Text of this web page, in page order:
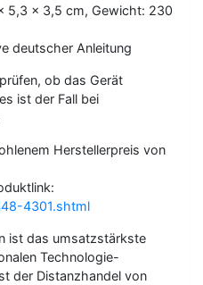
5,3 x 3,5 cm, Gewicht: 230
deutscher Anleitung
ob das Gerät
ist der Fall bei
Herstellerpreis von
4301.shtml
ist das umsatzstärkste
Technologie-
der Distanzhandel von